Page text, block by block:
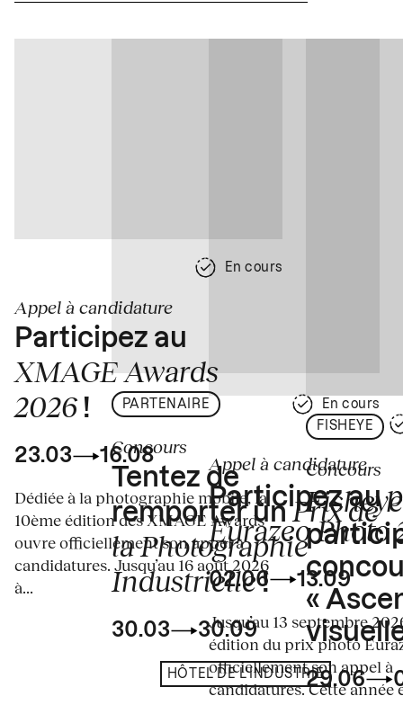
En cours
Appel à candidature
Participez au
XMAGE Awards
2026 !
23.03 16.08
Dédiée à la photographie mobile, la
10ème édition des XMAGE Awards
ouvre officiellement son appel à
candidatures. Jusqu’au 16 août 2026
à...
PARTENAIRE En cours
Concours
Tentez de
remporter unPrix de
la Photographie
Industrielle!
30.03 30.09
HÔTEL DE L'INDUSTRIE
Appel à candidature
Participez au
Eurazeo Photo
02.06 13.09
Jusqu’au 13 septembre
édition du prix photo
officiellement son appel à
candidatures. Cette année
FISHEYE
Concours
Fisheye
«
29.06